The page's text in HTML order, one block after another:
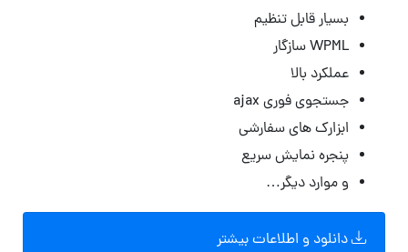
بسیار قابل تنظیم
WPML سازگار
عملکرد بالا
جستجوی فوری ajax
ابزارک های سفارشی
پنجره نمایش سریع
و موارد دیگر…
دانلود و اطلاعات بیشتر